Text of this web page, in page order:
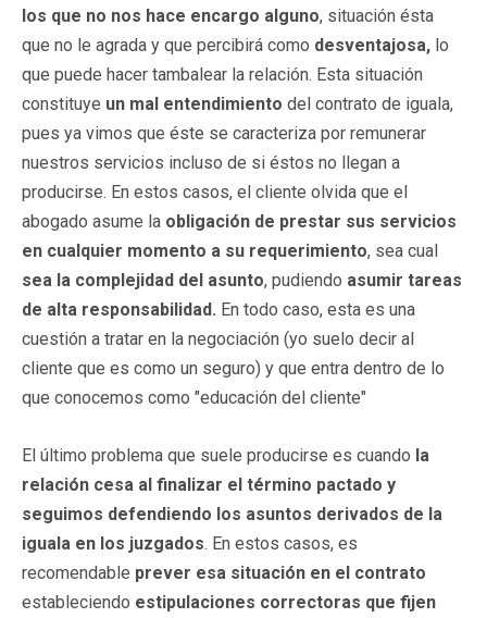
los que no nos hace encargo alguno, situación ésta
que no le agrada y que percibirá como desventajosa, lo
que puede hacer tambalear la relación. Esta situación
constituye un mal entendimiento del contrato de iguala,
pues ya vimos que éste se caracteriza por remunerar
nuestros servicios incluso de si éstos no llegan a
producirse. En estos casos, el cliente olvida que el
abogado asume la obligación de prestar sus servicios
en cualquier momento a su requerimiento, sea cual
sea la complejidad del asunto, pudiendo asumir tareas
de alta responsabilidad. En todo caso, esta es una
cuestión a tratar en la negociación (yo suelo decir al
cliente que es como un seguro) y que entra dentro de lo
que conocemos como "educación del cliente"
El último problema que suele producirse es cuando la
relación cesa al finalizar el término pactado y
seguimos defendiendo los asuntos derivados de la
iguala en los juzgados. En estos casos, es
recomendable prever esa situación en el contrato
estableciendo estipulaciones correctoras que fijen